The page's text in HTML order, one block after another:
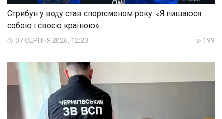
Стрибун у воду став спортсменом року: «Я пишаюся
собою і своєю країною»
07 СЕРПНЯ 2026, 12:23 199